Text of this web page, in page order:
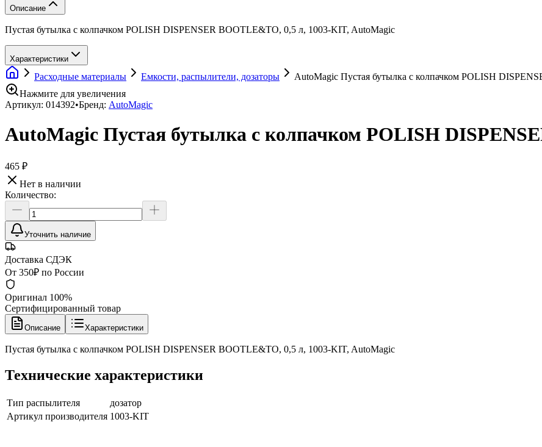
Описание
Пустая бутылка с колпачком POLISH DISPENSER BOOTLE&TO, 0,5 л, 1003-KIT, AutoMagic
Характеристики
Расходные материалы Емкости, распылители, дозаторы
AutoMagic Пустая бутылка с колпачком POLISH
Нажмите для увеличения
Артикул: 014392•Бренд: AutoMagic
AutoMagic Пустая бутылка с колпачком POLISH
465 ₽
Нет в наличии
Количество:
Уточнить наличие
Доставка СДЭК
От 350₽ по России
Оригинал 100%
Сертифицированный товар
Описание Характеристики
Пустая бутылка с колпачком POLISH DISPENSER BOOTLE&TO, 0,5 л, 1003-KIT, AutoMagic
Технические характеристики
Тип распылителя
дозатор
Артикул производителя 1003-KIT